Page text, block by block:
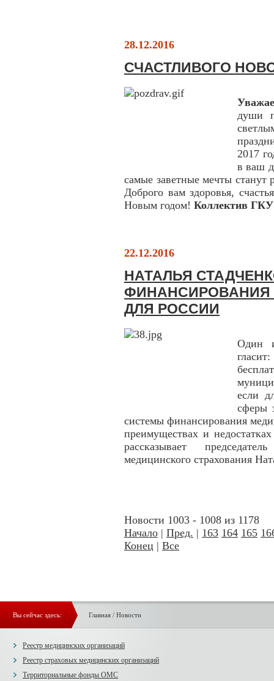
28.12.2016
СЧАСТЛИВОГО
души
2017
в ваш
самые заветные мечты станут
Доброго вам здоровья,
Новым годом! Коллектив
22.12.2016
НАТАЛЬЯ
ДЛЯ РОССИИ
Один
если
сферы
системы финансирования
преимуществах и
рассказывает
медицинского страхования
Новости 1003 - 1008 из 1178
Начало | Пред. | 163 164 165
Конец | Все
Вы сейчас здесь: Главная/ Новости
Реестр медицинских организаций
Реестр страховых медицинских организаций
Территориальные фонды ОМС